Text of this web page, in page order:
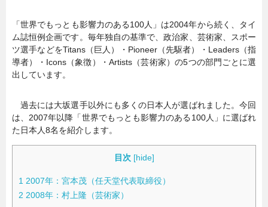
「世界でもっとも影響力のある100人」は2004年から続く、タイ
ム誌恒例企画です。毎年独自の基準で、政治家、芸術家、スポー
ツ選手などをTitans（巨人）・Pioneer（先駆者）・Leaders（指
導者）・Icons（象徴）・Artists（芸術家）の5つの部門ごとに選
出しています。
過去には大坂選手以外にも多くの日本人が選ばれました。今回
は、2007年以降「世界でもっとも影響力のある100人」に選ばれ
た日本人8名を紹介します。
目次 [hide]
1 2007年：宮本茂（任天堂代表取締役）
2 2008年：村上隆（芸術家）